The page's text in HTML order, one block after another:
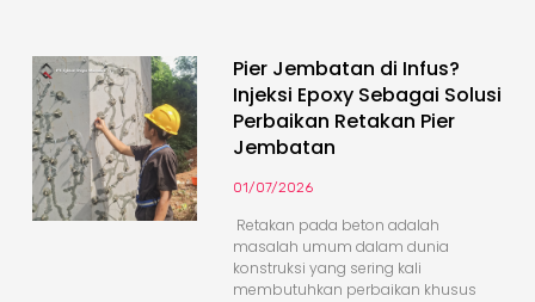
Pier Jembatan di Infus?
Injeksi Epoxy Sebagai Solusi
Perbaikan Retakan Pier
Jembatan
01/07/2026
Retakan pada beton adalah
masalah umum dalam dunia
konstruksi yang sering kali
membutuhkan perbaikan khusus